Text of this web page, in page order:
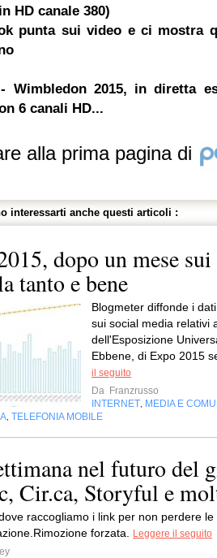
HD canale 380)
punta sui video e ci mostra
Wimbledon 2015, in diretta
6 canali HD...
alla prima pagina di
interessarti anche questi articoli :
dopo un mese
tanto e bene
Blogmeter diffonde i
sui social media relativi
dell'Esposizione
Ebbene, di Expo 2015
il seguito
Da Franzrusso
INTERNET MEDIA E
TELEFONIA MOBILE
nel futuro del
Cir.ca, Storyful e
rac­co­gliamo i link per non per­dere
for­zata.
Leggere il seguito